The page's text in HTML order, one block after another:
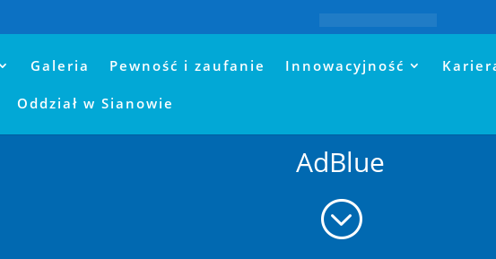
Galeria Pewność i zaufanie Innowacyjność
Oddział w Sianowie
AdBlue
;